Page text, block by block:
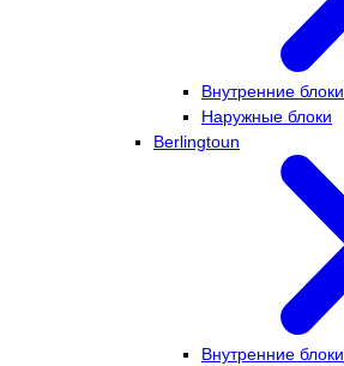
Внутренние блоки
Наружные блоки
Berlingtoun
Внутренние блоки